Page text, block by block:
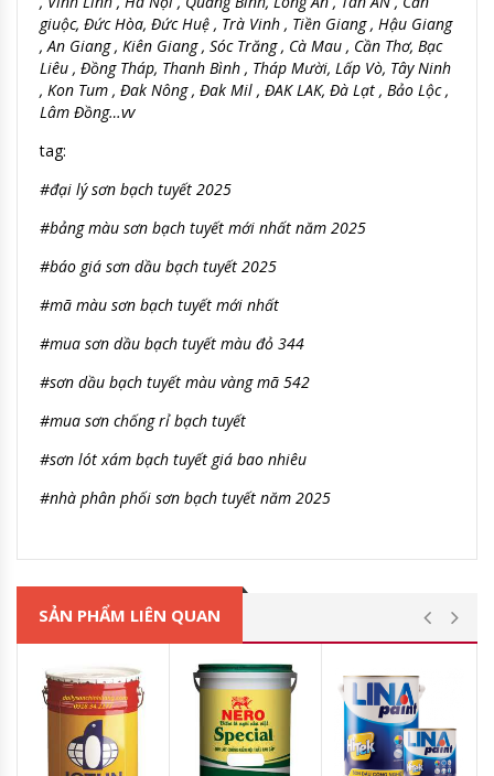
giuộc, Đức Hòa, Đức Huệ , Trà Vinh , Tiền Giang , Hậu Giang
, An Giang , Kiên Giang , Sóc Trăng , Cà Mau , Cần Thơ, Bạc
Liêu , Đồng Tháp, Thanh Bình , Tháp Mười, Lấp Vò, Tây Ninh
, Kon Tum , Đak Nông , Đak Mil , ĐAK LAK, Đà Lạt , Bảo Lộc ,
Lâm Đồng…vv
tag:
#đại lý sơn bạch tuyết 2025
#bảng màu sơn bạch tuyết mới nhất năm 2025
#báo giá sơn dầu bạch tuyết 2025
#mã màu sơn bạch tuyết mới nhất
#mua sơn dầu bạch tuyết màu đỏ 344
#sơn dầu bạch tuyết màu vàng mã 542
#mua sơn chống rỉ bạch tuyết
#sơn lót xám bạch tuyết giá bao nhiêu
#nhà phân phối sơn bạch tuyết năm 2025
SẢN PHẨM LIÊN QUAN